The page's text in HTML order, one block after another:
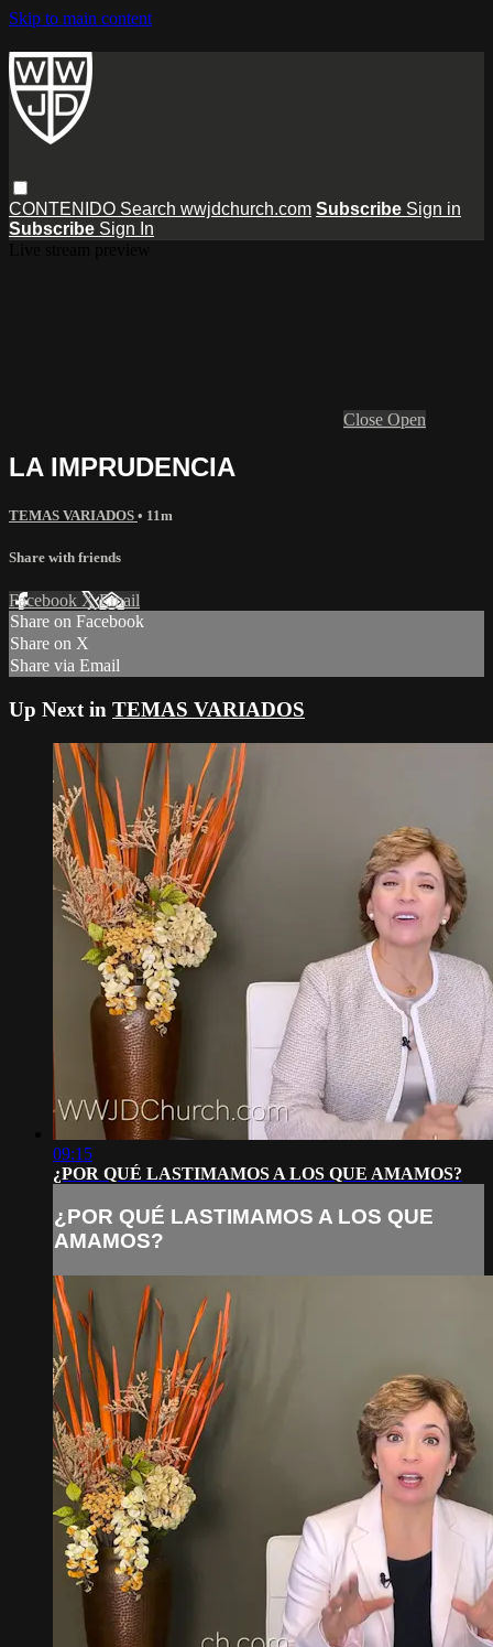
Skip to main content
CONTENIDO Search wwjdchurch.com Subscribe Sign in
Subscribe Sign In
Close Open
LA IMPRUDENCIA
TEMAS VARIADOS • 11m
Share with friends
Facebook XEmail
Share on Facebook
Share on X
Share via Email
Up Next in TEMAS VARIADOS
09:15
¿POR QUÉ LASTIMAMOS A LOS QUE AMAMOS?
¿POR QUÉ LASTIMAMOS A LOS QUE
AMAMOS?